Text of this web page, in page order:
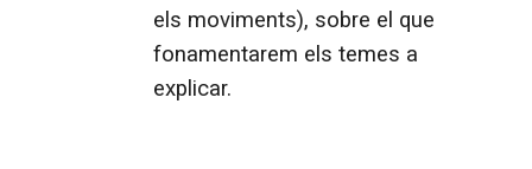
els moviments), sobre el que
fonamentarem els temes a
explicar.